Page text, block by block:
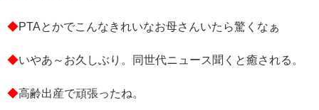
◆PTAとかでこんなきれいなお母さんいたら驚くなぁ
◆いやあ～お久しぶり。同世代ニュース聞くと癒される。
◆高齢出産で頑張ったね。